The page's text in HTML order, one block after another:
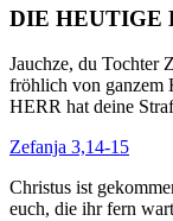
DIE HEUTIGE
Jauchze, du Tochter
fröhlich von ganzem
HERR hat deine
Zefanja 3,14-15
Christus ist
euch, die ihr fern